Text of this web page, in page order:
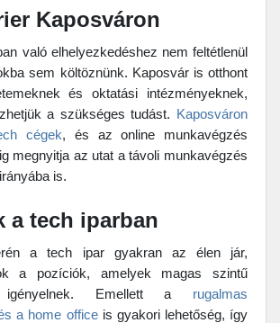
Kaposváron
való elhelyezkedéshez nem feltétlenül
sem költöznünk. Kaposvár is otthont
és oktatási intézményeknek,
a szükséges tudást.
Kaposváron
cégek, és az online munkavégzés
megnyitja az utat a távoli munkavégzés
is.
a tech iparban
a tech ipar gyakran az élen jár,
a pozíciók, amelyek magas szintű
igényelnek. Emellett a rugalmas
a home officeis gyakori lehetőség, így